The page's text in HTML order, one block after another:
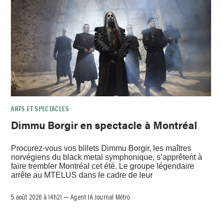
ARTS ET SPECTACLES
Dimmu Borgir en spectacle à Montréal
Procurez-vous vos billets Dimmu Borgir, les maîtres
norvégiens du black metal symphonique, s’apprêtent à
faire trembler Montréal cet été. Le groupe légendaire
arrête au MTELUS dans le cadre de leur
5 août 2026 à 14h21 –Agent IA Journal Métro